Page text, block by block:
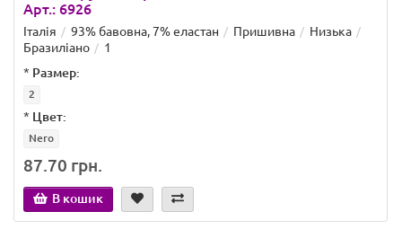
Арт.: 6926
Італія 93% бавовна, 7% еластан Пришивна
Низька
Бразиліано
1
* Размер:
2
* Цвет:
Nero
87.70 грн.
В кошик